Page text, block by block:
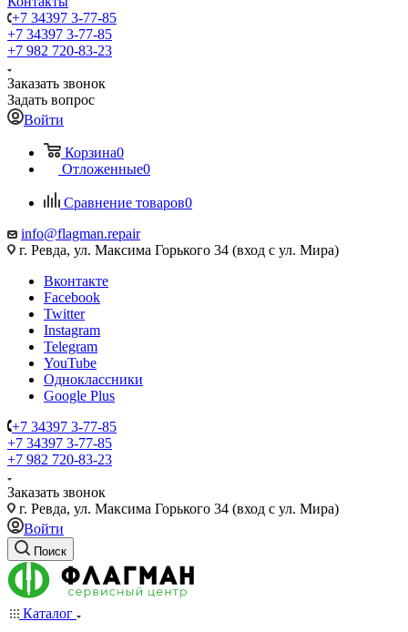
+7 34397 3-77-85
+7 34397 3-77-85
+7 982 720-83-23
Заказать звонок
Задать вопрос
Войти
Корзина0
Отложенные0
Сравнение товаров0
info@flagman.repair
г. Ревда, ул. Максима Горького 34 (вход с ул. Мира)
Вконтакте
Facebook
Twitter
Instagram
Telegram
YouTube
Одноклассники
Google Plus
+7 34397 3-77-85
+7 34397 3-77-85
+7 982 720-83-23
Заказать звонок
г. Ревда, ул. Максима Горького 34 (вход с ул. Мира)
Войти
Поиск
Каталог